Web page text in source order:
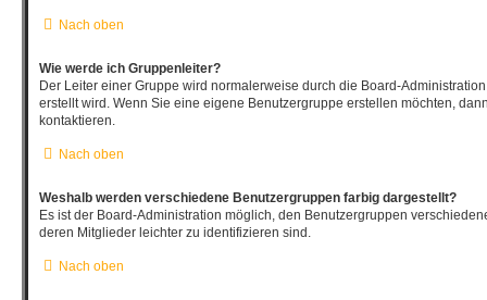
Nach oben
Wie werde ich Gruppenleiter?
Der Leiter einer Gruppe wird normalerweise durch die Board-
erstellt wird. Wenn Sie eine eigene Benutzergruppe erstellen möchten,
kontaktieren.
Nach oben
Weshalb werden verschiedene Benutzergruppen farbig dargestellt?
Es ist der Board-Administration möglich, den Benutzergruppen
deren Mitglieder leichter zu identifizieren sind.
Nach oben